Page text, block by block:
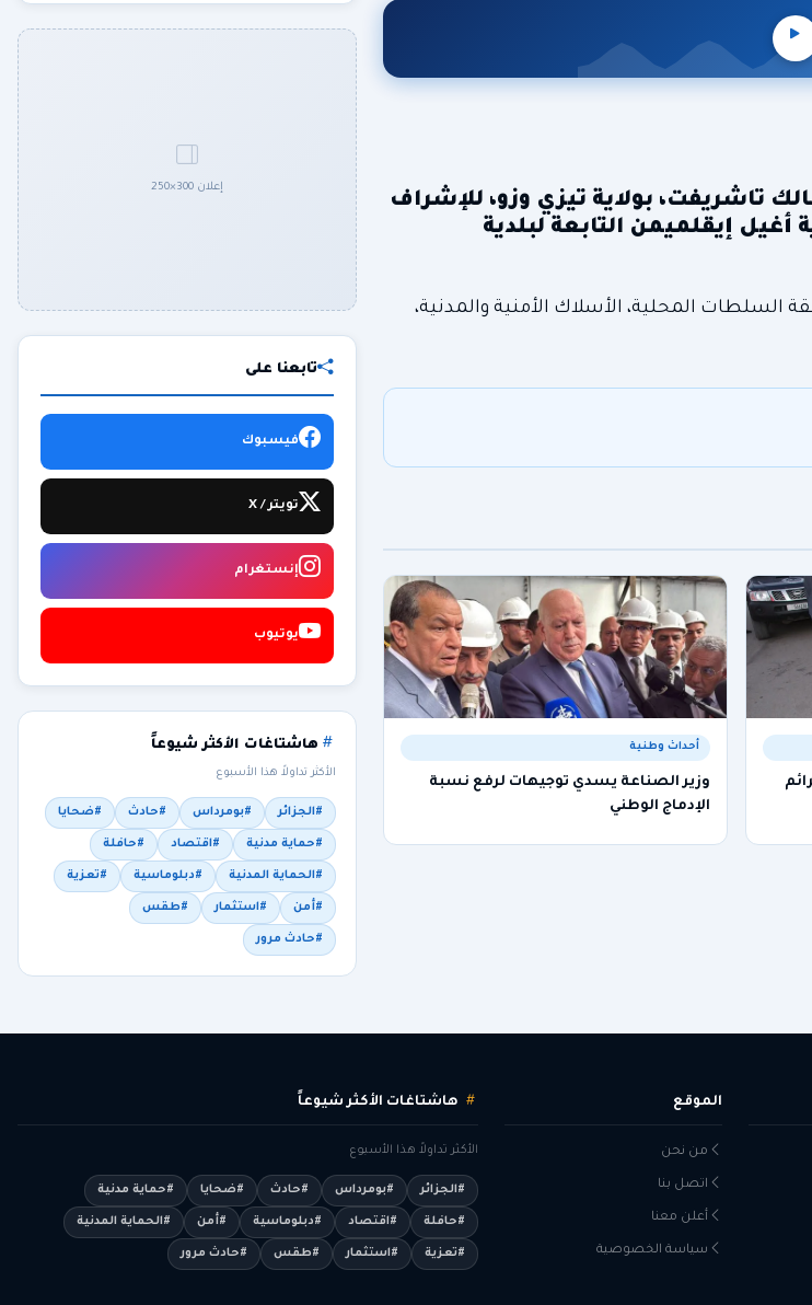
تاشريفت، بولاية تيزي وزو، للإشراف
بقرية أغيل إيقلميمن التابعة لبلدية
السلطات المحلية، الأسلاك الأمنية والمدنية،
أحداث وطنية
وزير الصناعة يسدي توجيهات لرفع نسبة
الإدماج الوطني
إعلان 300×250
تابعنا على
فيسبوك
تويتر / X
إنستغرام
يوتيوب
هاشتاغات الأكثر شيوعاً
الأكثر تداولاً هذا الأسبوع
#الجزائر #بومرداس #حادث #ضحايا
#حماية مدنية #اقتصاد #حافلة
#الحماية المدنية #دبلوماسية #تعزية
#أمن #استثمار #طقس
#حادث مرور
الموقع
من نحن
اتصل بنا
أعلن معنا
سياسة الخصوصية
هاشتاغات الأكثر شيوعاً
الأكثر تداولاً هذا الأسبوع
#الجزائر #بومرداس #حادث #ضحايا #حماية مدنية
#حافلة #اقتصاد #دبلوماسية #أمن #الحماية المدنية
#تعزية #استثمار #طقس #حادث مرور